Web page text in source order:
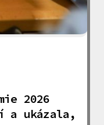
2026
a ukázala,